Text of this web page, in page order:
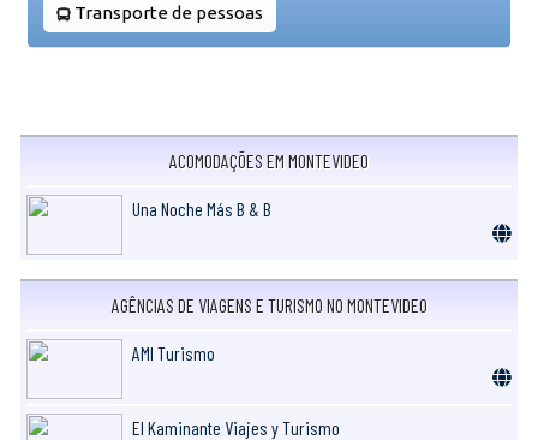
Transporte de pessoas
ACOMODAÇÕES EM MONTEVIDEO
Una Noche Más B & B
AGÊNCIAS DE VIAGENS E TURISMO NO MONTEVIDEO
AMI Turismo
El Kaminante Viajes y Turismo